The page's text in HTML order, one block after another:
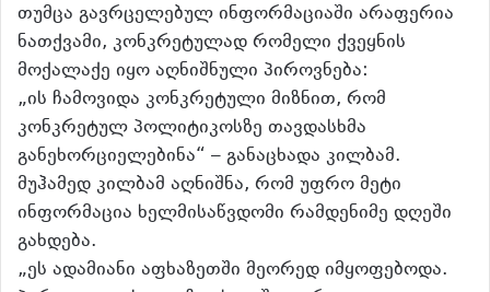
თუმცა გავრცელებულ ინფორმაციაში არაფერია
ნათქვამი, კონკრეტულად რომელი ქვეყნის
მოქალაქე იყო აღნიშნული პიროვნება:
„ის ჩამოვიდა კონკრეტული მიზნით, რომ
კონკრეტულ პოლიტიკოსზე თავდასხმა
განეხორციელებინა“ – განაცხადა კილბამ.
მუჰამედ კილბამ აღნიშნა, რომ უფრო მეტი
ინფორმაცია ხელმისაწვდომი რამდენიმე დღეში
გახდება.
„ეს ადამიანი აფხაზეთში მეორედ იმყოფებოდა.